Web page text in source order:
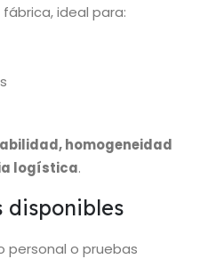
ideal para:
homogeneidad
logística.
disponibles
personal o pruebas